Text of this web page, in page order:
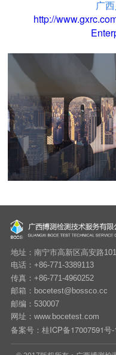
广
http://
地址：南宁市高新区高安路
电话：+86-771-3389113
传真：+86-771-4960252
邮箱：bocetest@bossco.cc
邮编：530007
网址：www.bocetest.com
备案号： 桂ICP备17007591号-